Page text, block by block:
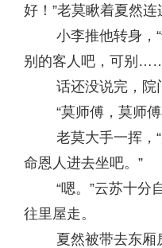
好！”老莫瞅着夏然连
小李推他转身，“
别的客人吧，可别
话还没说完，院门
“莫师傅，莫师傅
老莫大手一挥，“
命恩人进去坐吧。”
“嗯。”云苏十分自
往里屋走。
夏然被带去东厢房